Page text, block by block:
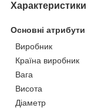
Характеристики
Основні атрибути
Виробник
Країна виробник
Вага
Висота
Діаметр